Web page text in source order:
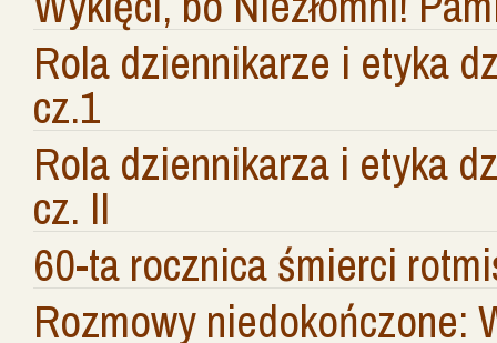
Rola dziennikarze i etyka
cz.1
Rola dziennikarza i etyka
cz. II
60-ta rocznica śmierci
Rozmowy niedokończone: